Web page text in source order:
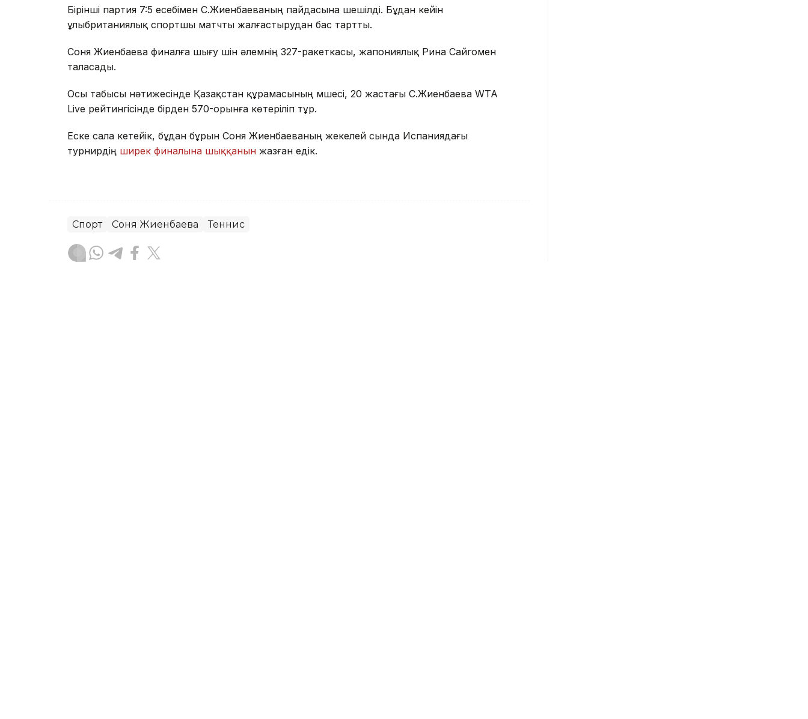
Бірінші партия 7:5 есебімен С.Жиенбаеваның пайдасына шешілді. Бұдан кейін
ұлыбританиялық спортшы матчты жалғастырудан бас тартты.
Соня Жиенбаева финалға шығу үшін әлемнің 327-ракеткасы, жапониялық Рина Сайгомен
таласады.
Осы табысы нәтижесінде Қазақстан құрамасының мүшесі, 20 жастағы С.Жиенбаева WTA
Live рейтингісінде бірден 570-орынға көтеріліп тұр.
Еске сала кетейік, бұдан бұрын Соня Жиенбаеваның жекелей сында Испаниядағы
турнирдің ширек финалына шыққанын жазған едік.
Спорт Соня Жиенбаева Теннис